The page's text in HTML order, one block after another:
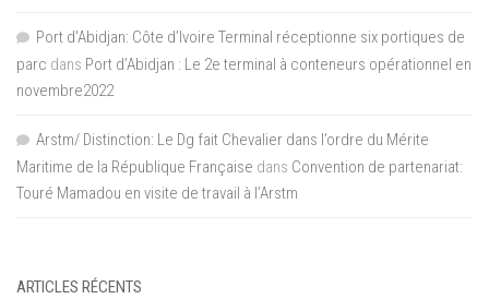
Port d'Abidjan: Côte d’Ivoire Terminal réceptionne six portiques de
parc dans Port d’Abidjan : Le 2e terminal à conteneurs opérationnel en
novembre2022
Arstm/ Distinction: Le Dg fait Chevalier dans l’ordre du Mérite
Maritime de la République Française dans Convention de partenariat:
Touré Mamadou en visite de travail à l’Arstm
ARTICLES RÉCENTS